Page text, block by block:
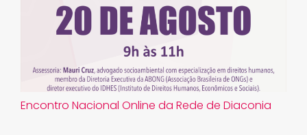
Encontro Nacional Online da Rede de Diaconia